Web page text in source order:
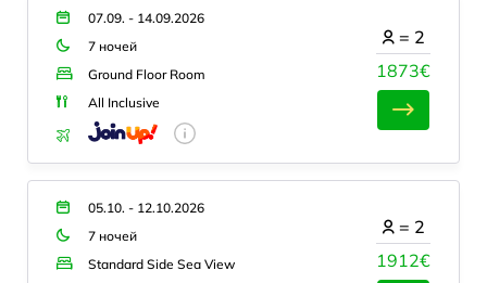
07.09. - 14.09.2026
7 ночей
Ground Floor Room
All Inclusive
1873€
= 2
05.10. - 12.10.2026
7 ночей
Standard Side Sea View
1912€
= 2